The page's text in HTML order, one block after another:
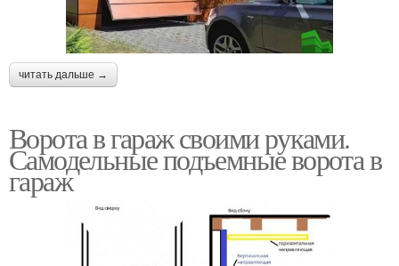
читать дальше →
Ворота в гараж своими руками.
Самодельные подъемные ворота в
гараж